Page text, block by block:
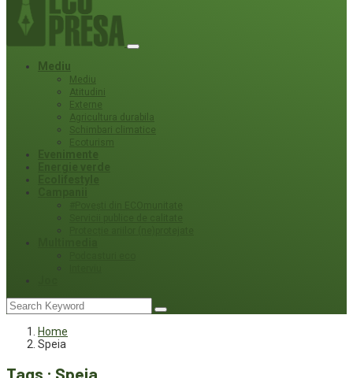
Mediu
Mediu
Atitudini
Externe
Agricultura durabila
Schimbari climatice
Ecoturism
Home
Speia
Tags : Speia